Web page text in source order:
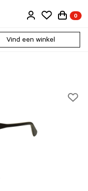
0
Vind een winkel